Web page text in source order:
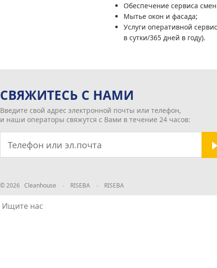
Обеспечение сервиса
Мытье окон и фасада;
Услуги оперативной
в сутки/365 дней в году).
СВЯЖИТЕСЬ С НАМИ
Введите свой адрес электронной почты или телефон,
и наши операторы свяжутся с Вами в течение 24 часов:
© 2026 Cleanhouse ∙ RISEBA ∙ RISEBA
Ищите нас